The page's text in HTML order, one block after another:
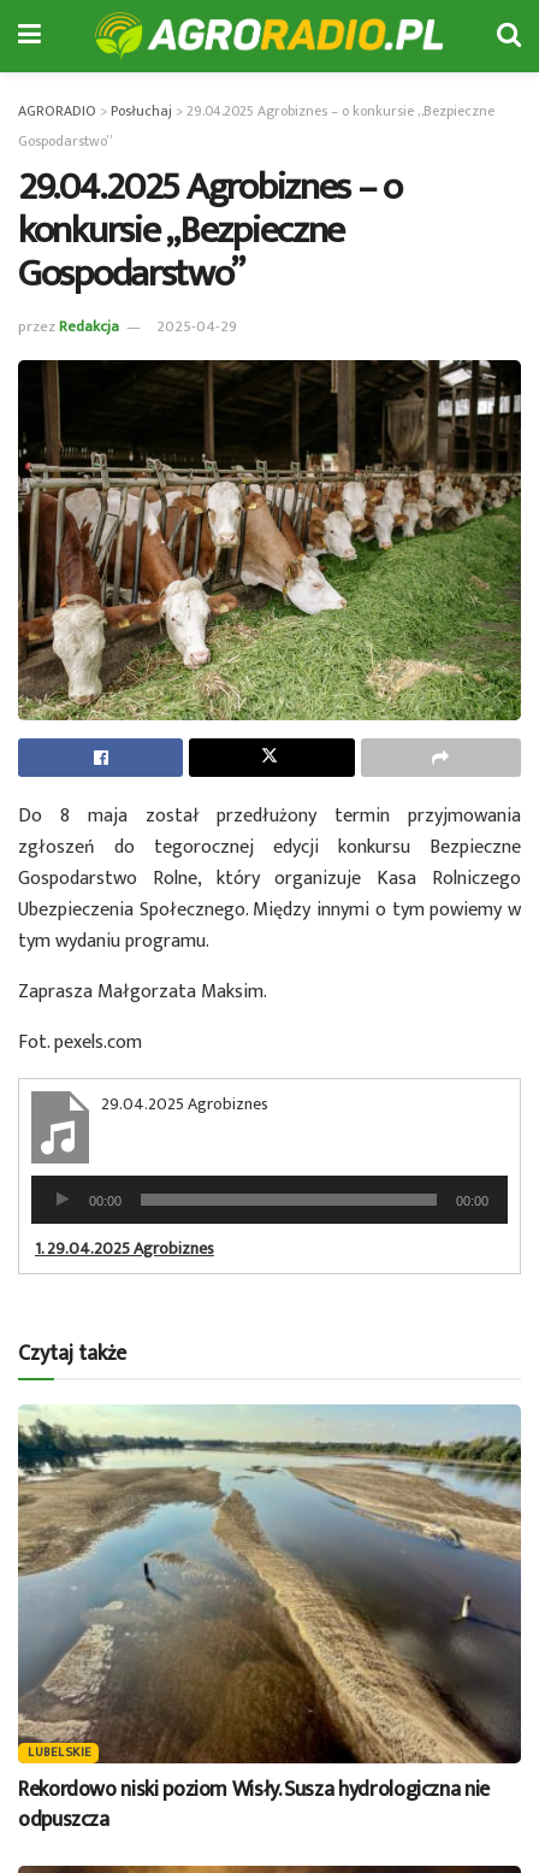
AGRORADIO >Posłuchaj >29.04.2025 Agrobiznes – o konkursie „Bezpieczne
Gospodarstwo”
29.04.2025 Agrobiznes – o
konkursie „Bezpieczne
Gospodarstwo”
przezRedakcja 2025-04-29
Do 8 maja został przedłużony termin przyjmowania
zgłoszeń do tegorocznej edycji konkursu Bezpieczne
Gospodarstwo Rolne, który organizuje Kasa Rolniczego
Ubezpieczenia Społecznego. Między innymi o tym powiemy w
tym wydaniu programu.
Zaprasza Małgorzata Maksim.
Fot. pexels.com
29.04.2025 Agrobiznes
Odtwarzacz
plików
dźwiękowych
00:00 00:00
1.29.04.2025 Agrobiznes
Czytaj także
LUBELSKIE
Rekordowo niski poziom Wisły. Susza hydrologiczna nie
odpuszcza